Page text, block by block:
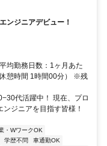
ンジニアデビュー！
均勤務日数：1ヶ月あた
憩時間 1時間00分） ※残
代活躍中！ 現在、プロ
ジニアを目指す皆様！
・WワークOK
学歴不問
車通勤OK